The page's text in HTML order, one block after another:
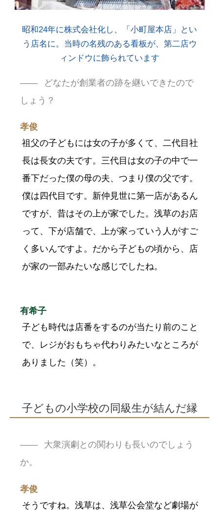
昭和24年に株式会社化し、「小町屋本店」とい
う店名に。当時の名残のある看板が、第二店ウ
ィンドウに飾られています
どなたが創業者の跡を継いできたので
しょう？
孝俊
祖父の子どもには女の子が多くて、二代目社
長は長女の夫です。三代目は女の子の中で一
番下だった僕の母の夫、つまり僕の父です。
僕は四代目です。新仲見世に第一店があるん
ですが、昔はその上が家でした。浅草のお店
って、下が店舗で、上が家っていう人がすご
く多いんですよ。だから子どもの頃から、店
が家の一部みたいな感じでしたね。
有希子
子ども時代は店番をするのが当たり前のこと
で、レジがおもちゃ代わりみたいなところが
ありました（笑）。
子どもの小学校の同級生が結んだ縁
大衆演劇との関わりも長いのでしょう
か。
孝俊
そうですね。浅草は、浅草公会堂など劇場が